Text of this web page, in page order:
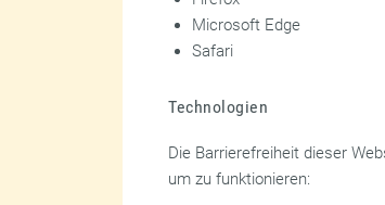
Microsoft Edge
Safari
Technologien
Die Barrierefreiheit dieser
um zu funktionieren: